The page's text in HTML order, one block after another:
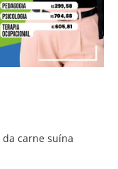
carne suína